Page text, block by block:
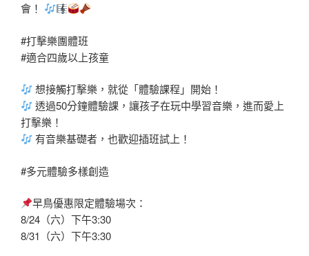
會！
#打擊樂團體班
#適合四歲以上孩童
想接觸打擊樂，就從「體驗課程」開始！
透過50分鐘體驗課，讓孩子在玩中學習音樂，進而愛上
打擊樂！
有音樂基礎者，也歡迎插班試上！
#多元體驗多樣創造
早鳥優惠限定體驗場次：
8/24（六）下午3:30
8/31（六）下午3:30